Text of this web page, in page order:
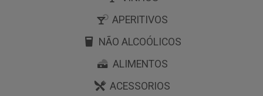
APERITIVOS
NÃO ALCOÓLICOS
ALIMENTOS
ACESSORIOS